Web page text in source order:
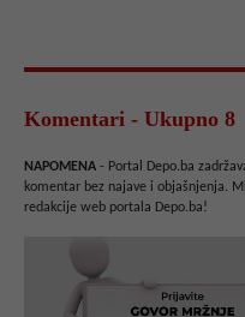
Komentari - Ukupno 8
NAPOMENA - Portal Depo.ba
komentar bez najave i objašnjenja.
redakcije web portala Depo.ba!